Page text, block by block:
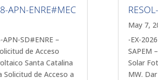
APN-ENRE#MEC
SD#ENRE –
de Acceso
Santa Catalina
Solicitud de Acceso a
May 7,
-EX-
SAPEM
Solar
MW.